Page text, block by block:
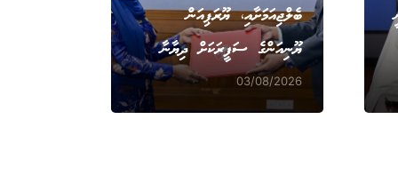
ބެލްޖިއަމަށާއި، ޔޫރަޕިއަން
ޔޫނިއަންގެ ސަފީރަކަށް ދިޔާނާ
03/08/2026